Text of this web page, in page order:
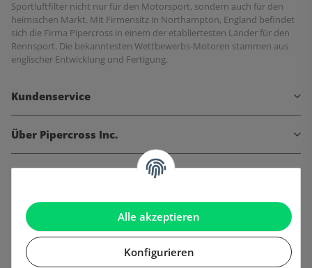
Alle akzeptieren
Konfigurieren
Sportluftfilter nicht nur für den Motorsport, sondern auch für den
heimischen Markt. Mit Firmensitz in Northampton, England befindet
sich die Firma Pipercross in einem der etabliertesten Länder für den
Rennsport. Die bekanntesten Wettbewerbs-Motoren stammen aus
englischer Entwicklung und Fertigung.
Kundenservice
Über Pipercross Inc.
Informationen
Gesetzliche Informationen